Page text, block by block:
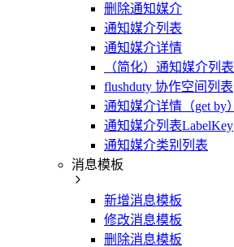
删除通知媒介
通知媒介列表
通知媒介详情
（简化）通知媒介列表
flushduty 协作空间列表
通知媒介详情（get by）
通知媒介列表LabelKey
通知媒介类别列表
消息模板
新增消息模板
修改消息模板
删除消息模板